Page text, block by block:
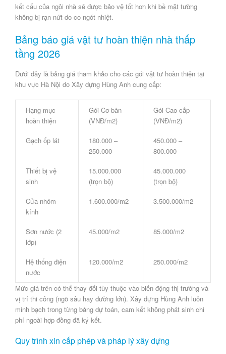
kết cấu của ngôi nhà sẽ được bảo vệ tốt hơn khi bề mặt tường
không bị rạn nứt do co ngót nhiệt.
Bảng báo giá vật tư hoàn thiện nhà thấp
tầng 2026
Dưới đây là bảng giá tham khảo cho các gói vật tư hoàn thiện tại
khu vực Hà Nội do Xây dựng Hùng Anh cung cấp:
Hạng mục
hoàn thiện
Gói Cơ bản
(VNĐ/m2)
Gói Cao cấp
(VNĐ/m2)
Gạch ốp lát
180.000 –
250.000
450.000 –
800.000
Thiết bị vệ
sinh
15.000.000
(trọn bộ)
45.000.000
(trọn bộ)
Cửa nhôm
kính
1.600.000/m2 3.500.000/m2
Sơn nước (2
lớp)
45.000/m2 85.000/m2
Hệ thống điện
nước
120.000/m2 250.000/m2
Mức giá trên có thể thay đổi tùy thuộc vào biến động thị trường và
vị trí thi công (ngõ sâu hay đường lớn). Xây dựng Hùng Anh luôn
minh bạch trong từng bảng dự toán, cam kết không phát sinh chi
phí ngoài hợp đồng đã ký kết.
Quy trình xin cấp phép và pháp lý xây dựng